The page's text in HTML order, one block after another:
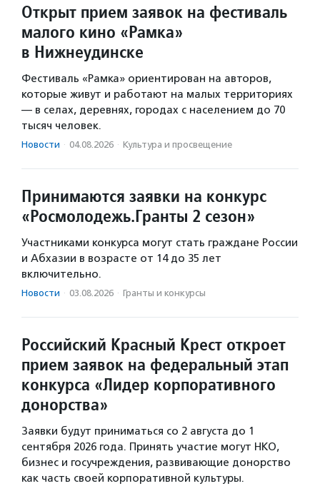
Открыт прием заявок на фестиваль
малого кино «Рамка»
в Нижнеудинске
Фестиваль «Рамка» ориентирован на авторов,
которые живут и работают на малых территориях
— в селах, деревнях, городах с населением до 70
тысяч человек.
Новости · 04.08.2026 · Культура и просвещение
Принимаются заявки на конкурс
«Росмолодежь.Гранты 2 сезон»
Участниками конкурса могут стать граждане России
и Абхазии в возрасте от 14 до 35 лет
включительно.
Новости · 03.08.2026 · Гранты и конкурсы
Российский Красный Крест откроет
прием заявок на федеральный этап
конкурса «Лидер корпоративного
донорства»
Заявки будут приниматься со 2 августа до 1
сентября 2026 года. Принять участие могут НКО,
бизнес и госучреждения, развивающие донорство
как часть своей корпоративной культуры.